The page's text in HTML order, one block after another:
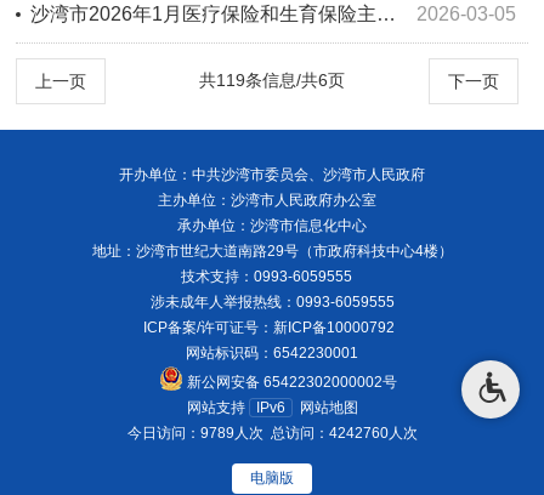
2026-03-05
沙湾市2026年1月医疗保险和生育保险主要指标
上一页 下一页
共119条信息/共6页
开办单位：中共沙湾市委员会、沙湾市人民政府
主办单位：沙湾市人民政府办公室
承办单位：沙湾市信息化中心
地址：沙湾市世纪大道南路29号（市政府科技中心4楼）
技术支持：0993-6059555
涉未成年人举报热线：0993-6059555
ICP备案/许可证号： 新ICP备10000792
网站标识码：6542230001
新公网安备 65422302000002号
网站支持
IPv6
网站地图
今日访问：9789人次 总访问：4242760人次
电脑版